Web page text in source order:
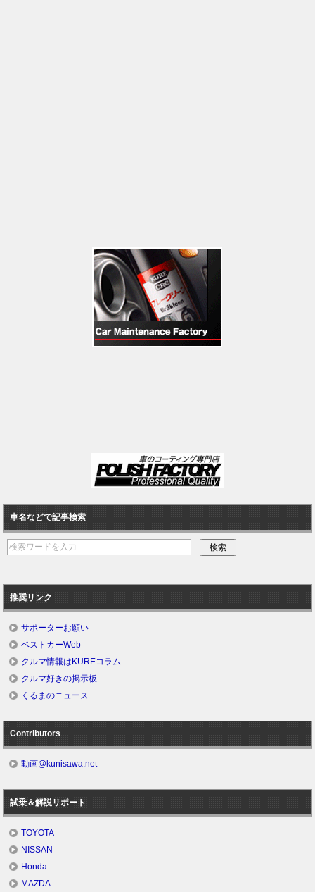
車名などで記事検索
推奨リンク
サポーターお願い
ベストカーWeb
クルマ情報はKUREコラム
クルマ好きの掲示板
くるまのニュース
Contributors
動画@kunisawa.net
試乗＆解説リポート
TOYOTA
NISSAN
Honda
MAZDA